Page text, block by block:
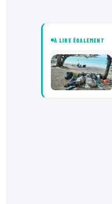
À LIRE ÉGALEMENT